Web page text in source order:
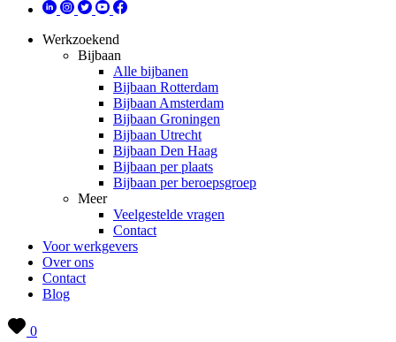
Werkzoekend
Bijbaan
Alle bijbanen
Bijbaan Rotterdam
Bijbaan Amsterdam
Bijbaan Groningen
Bijbaan Utrecht
Bijbaan Den Haag
Bijbaan per plaats
Bijbaan per beroepsgroep
Meer
Veelgestelde vragen
Contact
Voor werkgevers
Over ons
Contact
Blog
0